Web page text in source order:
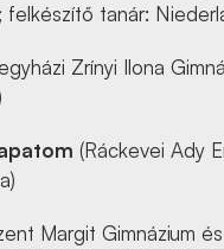
felkészítő tanár:
Zrínyi Ilona
(Ráckevei Ady
Margit Gimnázium